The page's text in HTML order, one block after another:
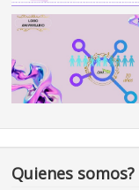
Quienes somos?